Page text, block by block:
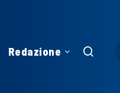
Redazione